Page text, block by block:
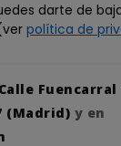
darte de
política de
Calle
(Madrid) y en